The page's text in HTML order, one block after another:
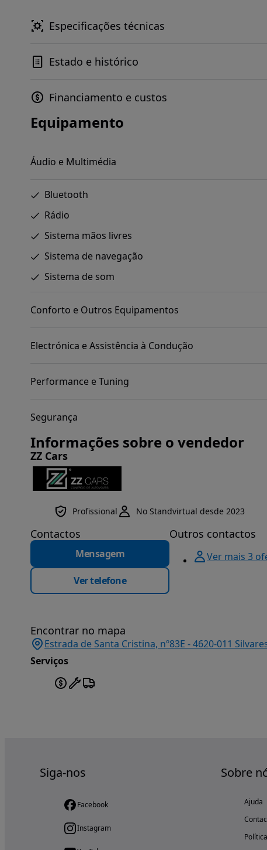
Especificações técnicas
Estado e histórico
Financiamento e custos
Equipamento
Áudio e Multimédia
Bluetooth
Rádio
Sistema mãos livres
Sistema de navegação
Sistema de som
Conforto e Outros Equipamentos
Electrónica e Assistência à Condução
Performance e Tuning
Segurança
Informações sobre o vendedor
ZZ Cars
Profissional No Standvirtual desde 2023
Contactos
Mensagem
Ver telefone
Outros contactos
Ver mais 3
Encontrar no mapa
Estrada de Santa Cristina, nº83E - 4620-011
Serviços
Siga-nos
Facebook
Instagram
Sobre
Ajuda